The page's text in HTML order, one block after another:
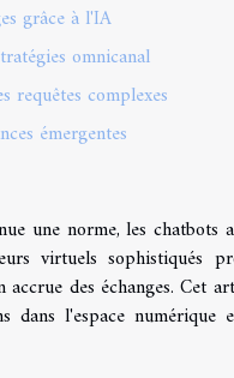
grâce à l'IA
omnicanal
requêtes complexes
émergentes
une norme, les
virtuels sophistiqués
des échanges. Cet
dans l'espace numérique